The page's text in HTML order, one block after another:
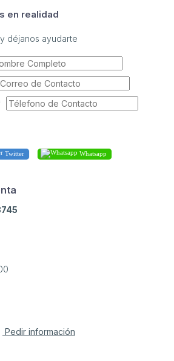
en realidad
déjanos ayudarte
Twitter Whatsapp
Pedir información